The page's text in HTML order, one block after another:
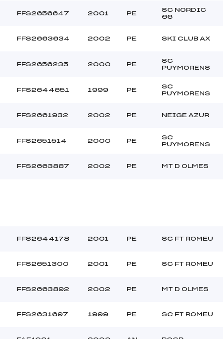
FFS2656647 2001 PE
SC NORDIC
66
FFS2663634 2002 PE SKI CLUB AX
FFS2656235 2000 PE
SC
PUYMORENS
FFS2644651 1999 PE
SC
PUYMORENS
FFS2661932 2002 PE NEIGE AZUR
FFS2651514 2000 PE
SC
PUYMORENS
FFS2663887 2002 PE MT D OLMES
FFS2644178 2001 PE SC FT ROMEU
FFS2651300 2001 PE SC FT ROMEU
FFS2663892 2002 PE MT D OLMES
FFS2631697 1999 PE SC FT ROMEU